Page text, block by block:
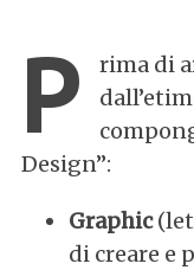
P
rima di
Design”:
Graphic
di creare e